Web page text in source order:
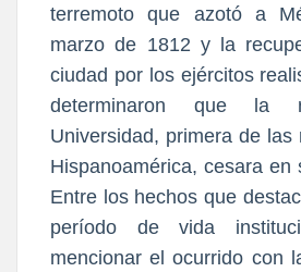
terremoto que azotó a
marzo de 1812 y la
ciudad por los ejércitos
determinaron que la
Universidad, primera de las
Hispanoamérica, cesara en
Entre los hechos que
período de vida
mencionar el ocurrido con